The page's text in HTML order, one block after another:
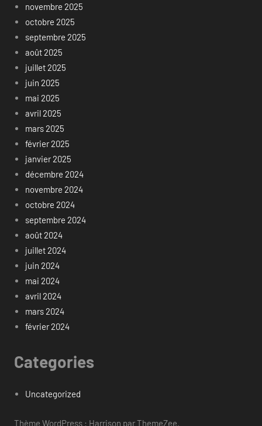
novembre 2025
octobre 2025
septembre 2025
août 2025
juillet 2025
juin 2025
mai 2025
avril 2025
mars 2025
février 2025
janvier 2025
décembre 2024
novembre 2024
octobre 2024
septembre 2024
août 2024
juillet 2024
juin 2024
mai 2024
avril 2024
mars 2024
février 2024
Categories
Uncategorized
Thème WordPress : Harrison par ThemeZee.